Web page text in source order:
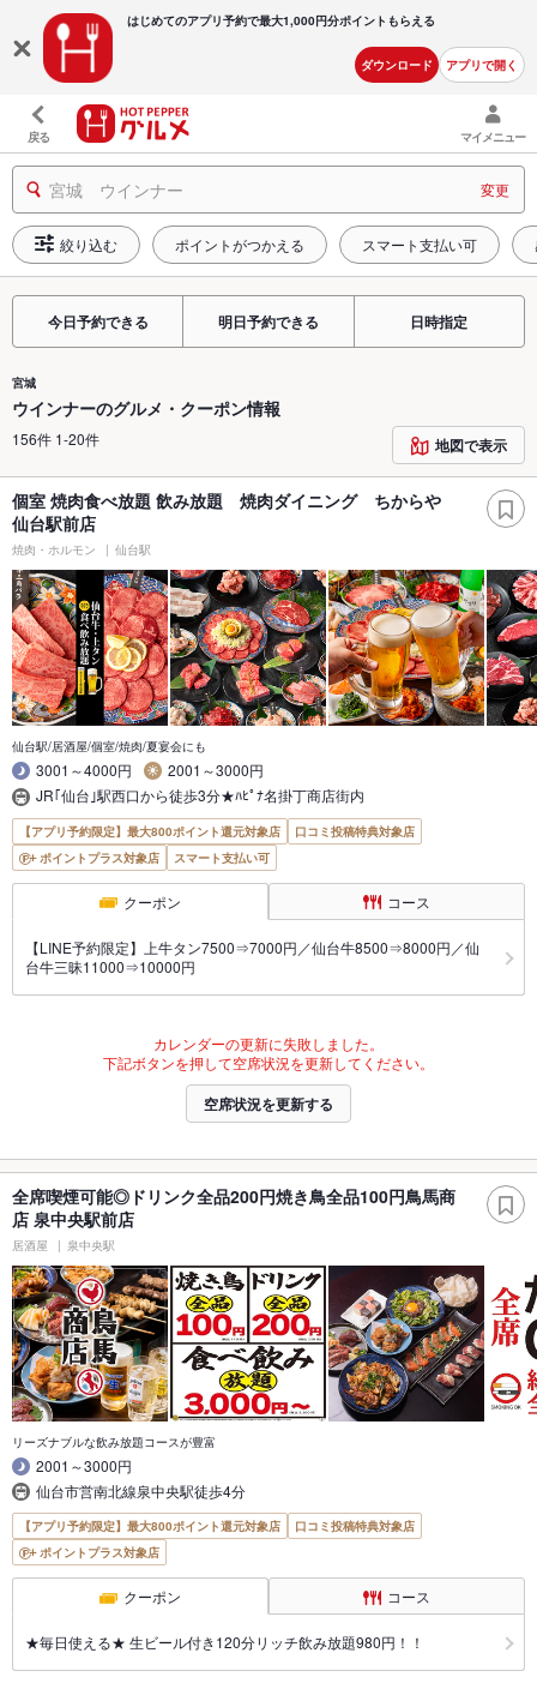
はじめてのアプリ予約で最大1,000円分ポイントもらえる
ダウンロード アプリで開く
戻る マイメニュー
宮城 ウインナー 変更
絞り込む ポイントがつかえる スマート支払い可
今日予約できる 明日予約できる 日時指定
宮城
ウインナーのグルメ・クーポン情報
156件 1-20件 地図で表示
個室 焼肉食べ放題 飲み放題 焼肉ダイニング ちからや
仙台駅前店
焼肉・ホルモン 仙台駅
仙台駅/居酒屋/個室/焼肉/夏宴会にも
3001～4000円
2001～3000円
JR｢仙台｣駅西口から徒歩3分★ﾊﾋﾟﾅ名掛丁商店街内
【アプリ予約限定】最大800ポイント還元対象店
口コミ投稿特典対象店
ポイントプラス対象店
スマート支払い可
クーポン コース
【LINE予約限定】上牛タン7500⇒7000円／仙台牛8500⇒8000円／仙
台牛三昧11000⇒10000円
カレンダーの更新に失敗しました。
下記ボタンを押して空席状況を更新してください。
空席状況を更新する
全席喫煙可能◎ドリンク全品200円焼き鳥全品100円鳥馬商
店 泉中央駅前店
居酒屋 泉中央駅
リーズナブルな飲み放題コースが豊富
2001～3000円
仙台市営南北線泉中央駅徒歩4分
【アプリ予約限定】最大800ポイント還元対象店
口コミ投稿特典対象店
ポイントプラス対象店
クーポン コース
★毎日使える★ 生ビール付き120分リッチ飲み放題980円！！